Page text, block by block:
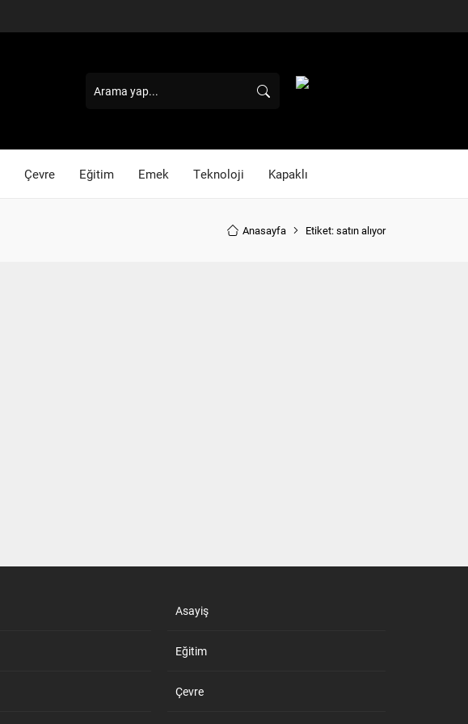
Çevre Eğitim Emek Teknoloji Kapaklı
Anasayfa Etiket: satın alıyor
Asayiş
Eğitim
Çevre